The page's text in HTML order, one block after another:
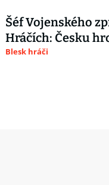
Šéf Vojenského
Hráčích: Česku
Blesk hráči